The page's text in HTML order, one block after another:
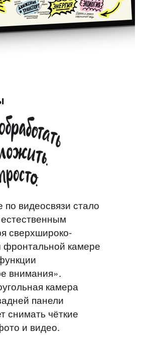
видеосвязи стало
сверхшироко­
фронтальной камере
внимания».
камера
панели
снимать чёткие
и видео.